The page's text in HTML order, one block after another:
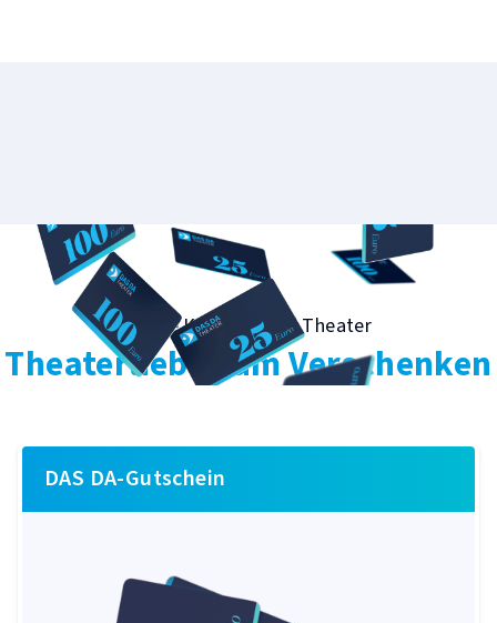
Kleine Karte für viel Theater
Theaterliebe zum Verschenken
DAS DA-Gutschein